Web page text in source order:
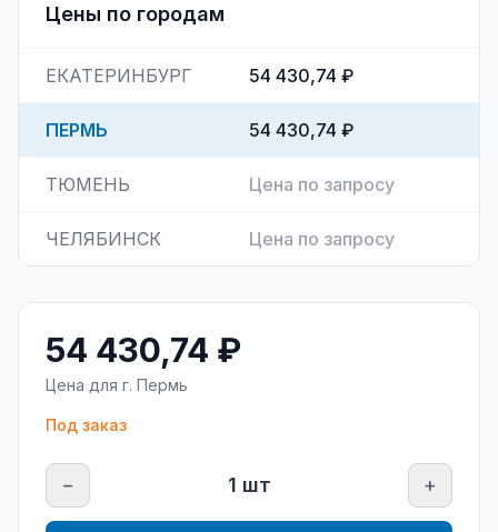
Цены по городам
ЕКАТЕРИНБУРГ 54 430,74 ₽
ПЕРМЬ 54 430,74 ₽
ТЮМЕНЬ Цена по запросу
ЧЕЛЯБИНСК Цена по запросу
54 430,74 ₽
Цена для г. Пермь
Под заказ
− 1 шт +